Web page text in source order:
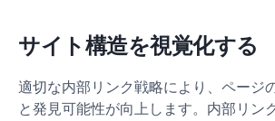
サイト構造を視覚化する
適切な内部リンク戦略により、ページ
と発見可能性が向上します。内部リン